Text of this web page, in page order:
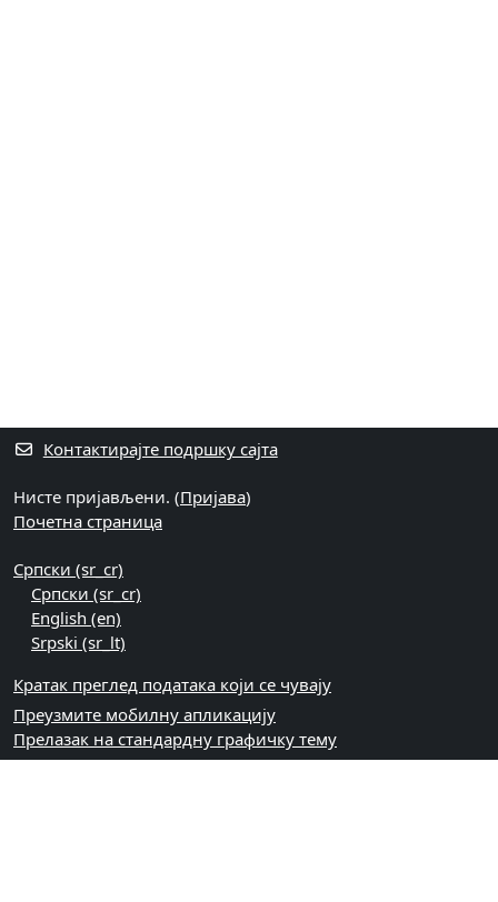
Контактирајте подршку сајта
Нисте пријављени. (Пријава)
Почетна страница
Српски ‎(sr_cr)‎
Српски ‎(sr_cr)‎
English ‎(en)‎
Srpski ‎(sr_lt)‎
Кратак преглед података који се чувају
Преузмите мобилну апликацију
Прелазак на стандардну графичку тему